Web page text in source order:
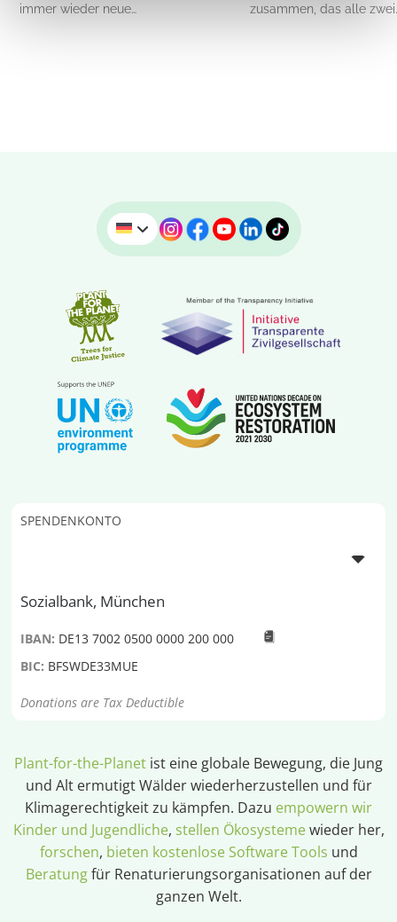
immer wieder neue…
zusammen, das alle
SPENDENKONTO
Sozialbank, München
IBAN: DE13 7002 0500 0000 200 000
BIC: BFSWDE33MUE
Donations are Tax Deductible
Plant-for-the-Planet ist eine globale Bewegung, die Jung
und Alt ermutigt Wälder wiederherzustellen und für
Klimagerechtigkeit zu kämpfen. Dazu empowern wir
Kinder und Jugendliche, stellen Ökosystemewieder her,
forschen, bieten kostenlose Software Tools und
Beratungfür Renaturierungsorganisationen auf der
ganzen Welt.